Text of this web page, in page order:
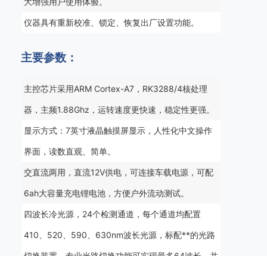
仪器具有重新校准、锁定、恢复出厂设置功能。
主要参数：
主控芯片采用ARM Cortex-A7，RK3288/4核处理
器，主频1.88Ghz，运转速度更快速，稳定性更强。
显示方式：7英寸液晶触摸屏显示，人性化中文操作
界面，读数直观、简单。
交直流两用，直流12V供电，可连接车载电源，可配
6ah大容量充电锂电池，方便户外流动测试。
四波长冷光源，24个检测通道，每个通道均配置
410、520、590、630nm波长光源，标配**的光路